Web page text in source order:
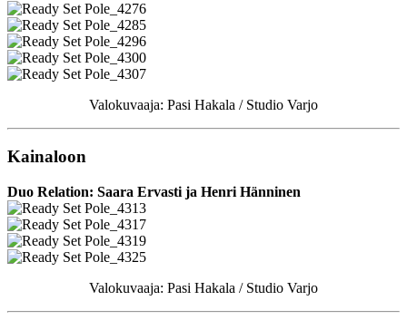
Valokuvaaja: Pasi Hakala / Studio Varjo
Kainaloon
Duo Relation: Saara Ervasti ja Henri Hänninen
Valokuvaaja: Pasi Hakala / Studio Varjo